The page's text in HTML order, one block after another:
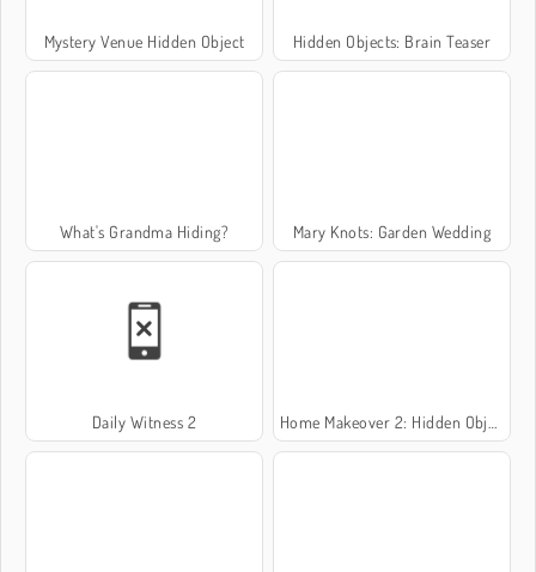
Mystery Venue Hidden Object Hidden Objects: Brain Teaser
What's Grandma Hiding? Mary Knots: Garden Wedding
Daily Witness 2 Home Makeover 2: Hidden Objects